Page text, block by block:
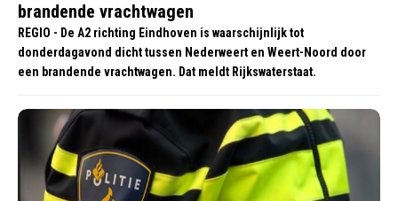
brandende vrachtwagen
REGIO - De A2 richting Eindhoven is waarschijnlijk tot
donderdagavond dicht tussen Nederweert en Weert-Noord door
een brandende vrachtwagen. Dat meldt Rijkswaterstaat.